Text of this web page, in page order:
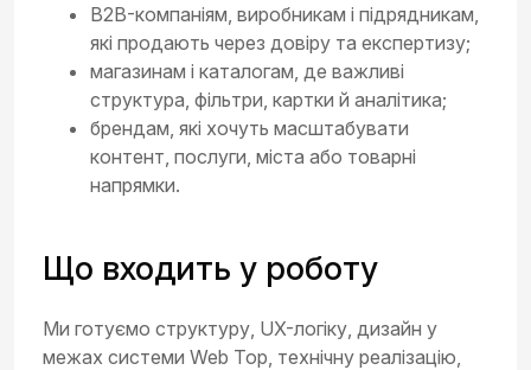
B2B-компаніям, виробникам і підрядникам,
які продають через довіру та експертизу;
магазинам і каталогам, де важливі
структура, фільтри, картки й аналітика;
брендам, які хочуть масштабувати
контент, послуги, міста або товарні
напрямки.
Що входить у роботу
Ми готуємо структуру, UX-логіку, дизайн у
межах системи Web Top, технічну реалізацію,